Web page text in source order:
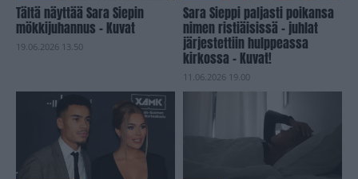
Tältä näyttää Sara Siepin
mökkijuhannus – Kuvat
19.06.2026 13.50
Sara Sieppi paljasti poikansa
nimen ristiäisissä – juhlat
järjestettiin hulppeassa
kirkossa – Kuvat!
11.06.2026 19.00